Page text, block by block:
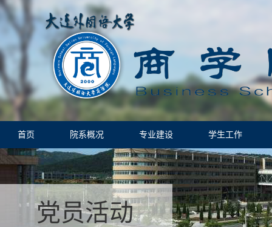
首页 院系概况 专业建设 学生工作
党员活动